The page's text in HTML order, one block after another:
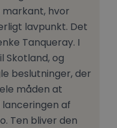
hvor
lavpunkt. Det
Tanqueray. I
Skotland, og
beslutninger, der
måden at
af
Ten bliver den